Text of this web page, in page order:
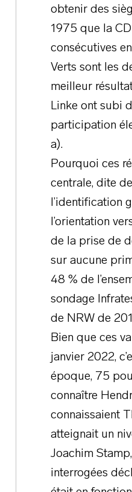
obtenir des
1975 que la
consécutives
Verts sont les
meilleur
Linke ont subi
participation
a).
Pourquoi ces
centrale, dite
l’identification
l’orientation
de la prise de
sur aucune
48 % de
sondage
de NRW de
Bien que ces
janvier 2022,
époque, 75
connaître
connaissaient
atteignait un
Joachim
interrogées